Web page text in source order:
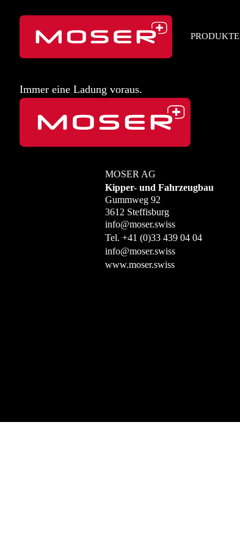
Immer eine Ladung voraus.
PRODUKTE
MOSER AG
Kipper- und Fahrzeugbau
Gummweg 92
3612 Steffisburg
info@moser.swiss
Tel. +41 (0)33 439 04 04
info@moser.swiss
www.moser.swiss